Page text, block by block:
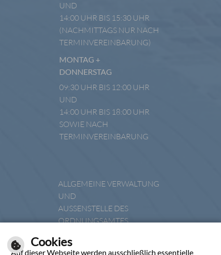
UND
14:00 UHR BIS 15:30 UHR
(NACHMITTAGS NUR NACH
TERMINVEREINBARUNG)
MONTAG +
DONNERSTAG
09:30 UHR BIS 12:00 UHR
UND
14:00 UHR BIS 18:00 UHR
SOWIE NACH
TERMINVEREINBARUNG
ALLGEMEINE VERWALTUNG
UND
AUSSENSTELLE DES O
RDNUNGSAMTES
DIENSTAG
08:00 UHR BIS 12:00 UHR
Cookies
Auf dieser Webseite werden ausschließlich essentielle